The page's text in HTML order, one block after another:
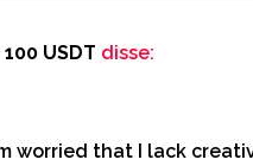
USDT disse:
worried that I lack